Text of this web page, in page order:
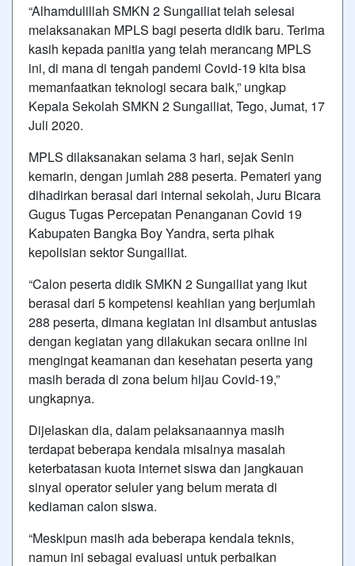
“Alhamdulillah SMKN 2 Sungailiat telah selesai
melaksanakan MPLS bagi peserta didik baru. Terima
kasih kepada panitia yang telah merancang MPLS
ini, di mana di tengah pandemi Covid-19 kita bisa
memanfaatkan teknologi secara baik,” ungkap
Kepala Sekolah SMKN 2 Sungailiat, Tego, Jumat, 17
Juli 2020.
MPLS dilaksanakan selama 3 hari, sejak Senin
kemarin, dengan jumlah 288 peserta. Pemateri yang
dihadirkan berasal dari internal sekolah, Juru Bicara
Gugus Tugas Percepatan Penanganan Covid 19
Kabupaten Bangka Boy Yandra, serta pihak
kepolisian sektor Sungailiat.
“Calon peserta didik SMKN 2 Sungailiat yang ikut
berasal dari 5 kompetensi keahlian yang berjumlah
288 peserta, dimana kegiatan ini disambut antusias
dengan kegiatan yang dilakukan secara online ini
mengingat keamanan dan kesehatan peserta yang
masih berada di zona belum hijau Covid-19,”
ungkapnya.
Dijelaskan dia, dalam pelaksanaannya masih
terdapat beberapa kendala misalnya masalah
keterbatasan kuota internet siswa dan jangkauan
sinyal operator seluler yang belum merata di
kediaman calon siswa.
“Meskipun masih ada beberapa kendala teknis,
namun ini sebagai evaluasi untuk perbaikan